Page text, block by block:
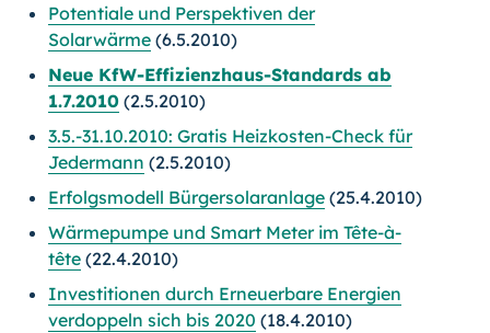
Potentiale und Perspektiven der
Solarwärme (6.5.2010)
Neue KfW-Effizienzhaus-Standards ab
1.7.2010 (2.5.2010)
3.5.-31.10.2010: Gratis Heizkosten-Check für
Jedermann (2.5.2010)
Erfolgsmodell Bürgersolaranlage (25.4.2010)
Wärmepumpe und Smart Meter im Tête-à-
tête (22.4.2010)
Investitionen durch Erneuerbare Energien
verdoppeln sich bis 2020 (18.4.2010)